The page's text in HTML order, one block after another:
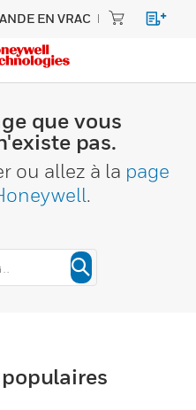
EN VRAC
que vous
pas.
ou allez à la page
.